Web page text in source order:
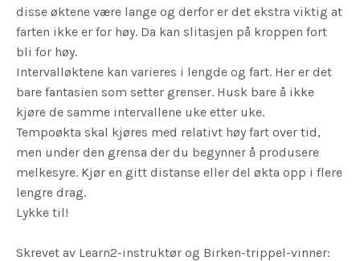
disse øktene være lange og derfor er det ekstra viktig at
farten ikke er for høy. Da kan slitasjen på kroppen fort
bli for høy.
Intervalløktene kan varieres i lengde og fart. Her er det
bare fantasien som setter grenser. Husk bare å ikke
kjøre de samme intervallene uke etter uke.
Tempoøkta skal kjøres med relativt høy fart over tid,
men under den grensa der du begynner å produsere
melkesyre. Kjør en gitt distanse eller del økta opp i flere
lengre drag.
Lykke til!
Skrevet av Learn2-instruktør og Birken-trippel-vinner: